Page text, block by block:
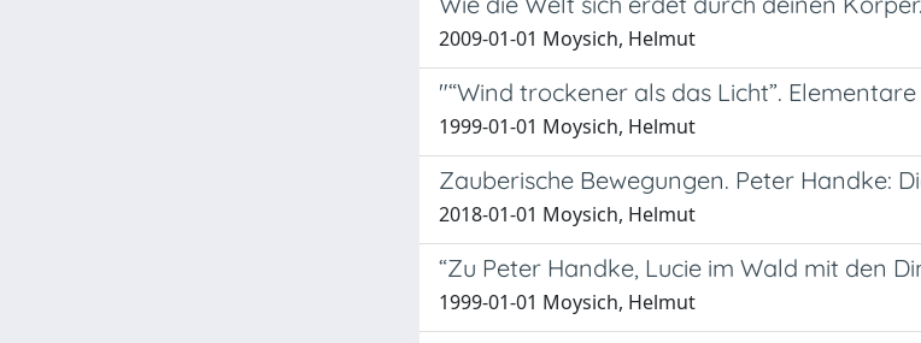
2009-01-01 Moysich, Helmut
"“Wind trockener als das Licht”.
1999-01-01 Moysich, Helmut
Zauberische Bewegungen. Peter Handke:
2018-01-01 Moysich, Helmut
“Zu Peter Handke, Lucie im Wald mit den
1999-01-01 Moysich, Helmut